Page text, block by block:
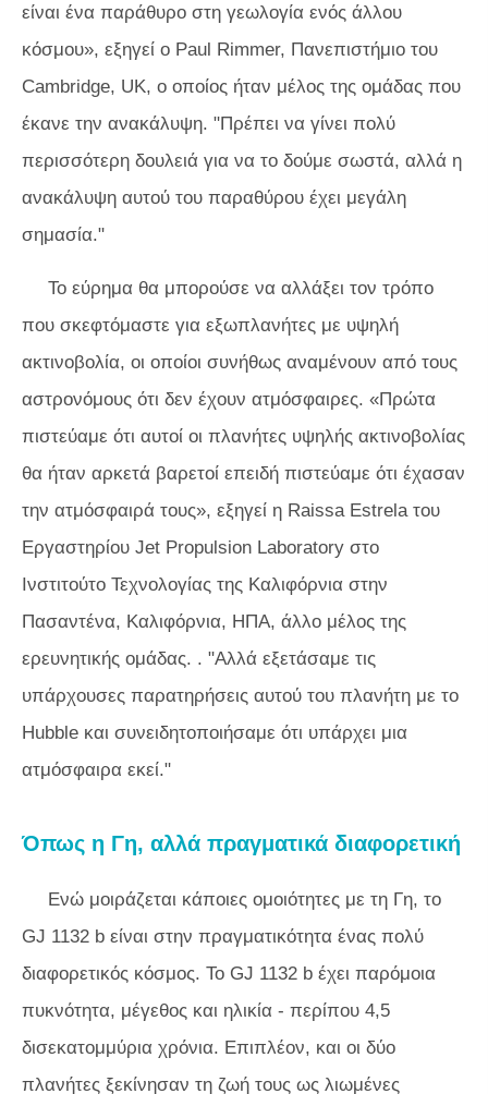
είναι ένα παράθυρο στη γεωλογία ενός άλλου
κόσμου», εξηγεί ο Paul Rimmer, Πανεπιστήμιο του
Cambridge, UK, ο οποίος ήταν μέλος της ομάδας που
έκανε την ανακάλυψη. "Πρέπει να γίνει πολύ
περισσότερη δουλειά για να το δούμε σωστά, αλλά η
ανακάλυψη αυτού του παραθύρου έχει μεγάλη
σημασία."
Το εύρημα θα μπορούσε να αλλάξει τον τρόπο
που σκεφτόμαστε για εξωπλανήτες με υψηλή
ακτινοβολία, οι οποίοι συνήθως αναμένουν από τους
αστρονόμους ότι δεν έχουν ατμόσφαιρες. «Πρώτα
πιστεύαμε ότι αυτοί οι πλανήτες υψηλής ακτινοβολίας
θα ήταν αρκετά βαρετοί επειδή πιστεύαμε ότι έχασαν
την ατμόσφαιρά τους», εξηγεί η Raissa Estrela του
Εργαστηρίου Jet Propulsion Laboratory στο
Ινστιτούτο Τεχνολογίας της Καλιφόρνια στην
Πασαντένα, Καλιφόρνια, ΗΠΑ, άλλο μέλος της
ερευνητικής ομάδας. . "Αλλά εξετάσαμε τις
υπάρχουσες παρατηρήσεις αυτού του πλανήτη με το
Hubble και συνειδητοποιήσαμε ότι υπάρχει μια
ατμόσφαιρα εκεί."
Όπως η Γη, αλλά πραγματικά διαφορετική
Ενώ μοιράζεται κάποιες ομοιότητες με τη Γη, το
GJ 1132 b είναι στην πραγματικότητα ένας πολύ
διαφορετικός κόσμος. Το GJ 1132 b έχει παρόμοια
πυκνότητα, μέγεθος και ηλικία - περίπου 4,5
δισεκατομμύρια χρόνια. Επιπλέον, και οι δύο
πλανήτες ξεκίνησαν τη ζωή τους ως λιωμένες